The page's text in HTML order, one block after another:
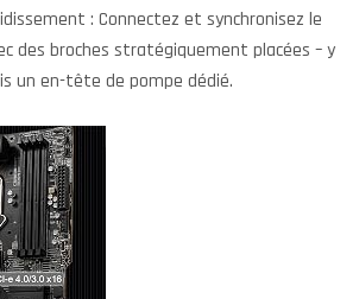
: Connectez et synchronisez le
des broches stratégiquement placées – y
un en-tête de pompe dédié.